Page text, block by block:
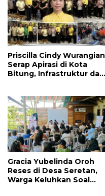
Priscilla Cindy Wurangian
Serap Apirasi di Kota
Bitung, Infrastruktur dan
Warga
Gracia Yubelinda Oroh
Reses di Desa Seretan,
Warga Keluhkan Soal